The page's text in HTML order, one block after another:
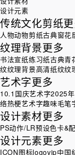
设计元素
传统文化剪纸
人物动物剪纸古典窗花
纹理背景更多
书法宣纸练习纸古典青
纹纹理背景高清纸纹纹
艺术字更多
10.1国庆艺术字2025
络热梗艺术字趣味毛笔
设计素材更多
PS动作/LR预设色卡&
设计元素更多
ICON图标logovip中国